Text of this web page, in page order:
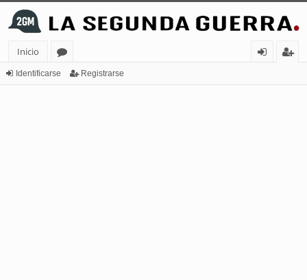
Inicio
or
Identificarse Registrarse